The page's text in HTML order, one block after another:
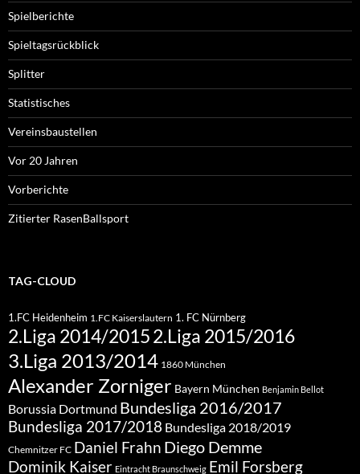
Spielberichte
Spieltagsrückblick
Splitter
Statistisches
Vereinsbaustellen
Vor 20 Jahren
Vorberichte
Zitierter RasenBallsport
TAG-CLOUD
1.FC Heidenheim 1.FC Kaiserslautern 1. FC Nürnberg
2.Liga 2014/20152.Liga 2015/2016
3.Liga 2013/2014 1860 München
Alexander Zorniger Bayern München Benjamin Bellot
Borussia Dortmund Bundesliga 2016/2017
Bundesliga 2017/2018 Bundesliga 2018/2019
Chemnitzer FC Daniel Frahn Diego Demme
Dominik Kaiser Eintracht Braunschweig Emil Forsberg